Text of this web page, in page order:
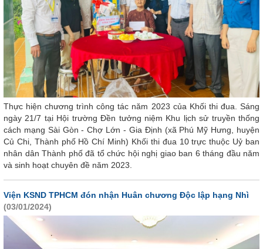
Thực hiện chương trình công tác năm 2023 của Khối thi đua. Sáng
ngày 21/7 tại Hội trường Đền tưởng niệm Khu lịch sử truyền thống
cách mạng Sài Gòn - Chợ Lớn - Gia Định (xã Phú Mỹ Hưng, huyện
Củ Chi, Thành phố Hồ Chí Minh) Khối thi đua 10 trực thuộc Uỷ ban
nhân dân Thành phố đã tổ chức hội nghị giao ban 6 tháng đầu năm
và sinh hoạt chuyên đề năm 2023.
Viện KSND TPHCM đón nhận Huân chương Độc lập hạng Nhì
(03/01/2024)